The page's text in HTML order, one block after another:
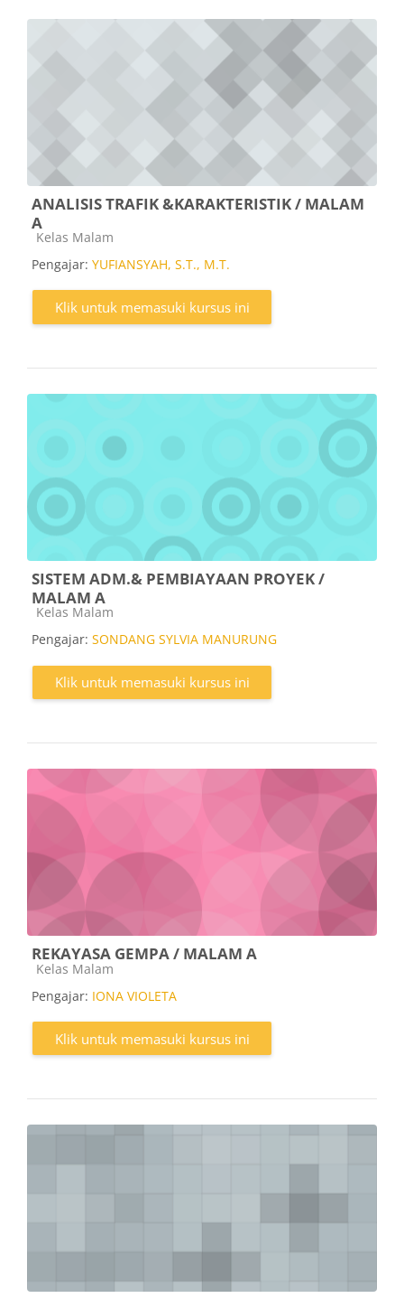
ANALISIS TRAFIK &KARAKTERISTIK / MALAM
A
Kategori kursus
Kelas Malam
Pengajar: YUFIANSYAH, S.T., M.T.
Klik untuk memasuki kursus ini
SISTEM ADM.& PEMBIAYAAN PROYEK /
MALAM A
Kategori kursus
Kelas Malam
Pengajar: SONDANG SYLVIA MANURUNG
Klik untuk memasuki kursus ini
REKAYASA GEMPA / MALAM A
Kategori kursus
Kelas Malam
Pengajar: IONA VIOLETA
Klik untuk memasuki kursus ini